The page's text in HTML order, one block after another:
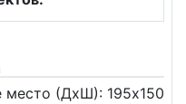
место (ДxШ): 195x150